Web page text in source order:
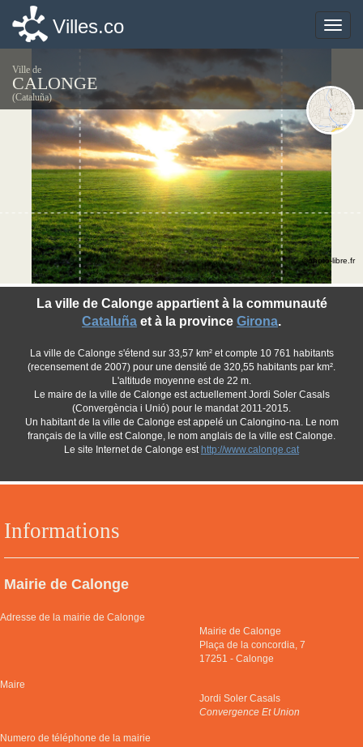
Toggle
Villes.co
Ville de
CALONGE
(Cataluña)
Informations
Mairie de Calonge
Adresse de la mairie de Calonge
Mairie de Calonge
Plaça de la concordia, 7
17251 -Calonge
Maire
Jordi Soler Casals
Convergence Et Union
Numero de téléphone de la mairie
La ville de Calonge appartient à la communauté
Cataluña et à la province Girona.
La ville de Calonge s'étend sur 33,57 km² et compte 10 761 habitants
(recensement de 2007) pour une densité de 320,55 habitants par km².
L'altitude moyenne est de 22 m.
Le maire de la ville de Calonge est actuellement Jordi Soler Casals
(Convergència i Unió) pour le mandat 2011-2015.
Un habitant de la ville de Calonge est appelé un Calongino-na. Le nom
français de la ville est Calonge, le nom anglais de la ville est Calonge.
Le site Internet de Calonge est http://www.calonge.cat
©photo-libre.fr
Toggle
Villes.co